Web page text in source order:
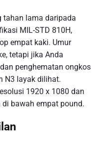
tahan lama daripada
MIL-STD 810H,
empat kaki. Umur
tetapi jika Anda
penghematan ongkos
N3 layak dilihat.
1920 x 1080 dan
bawah empat pound.